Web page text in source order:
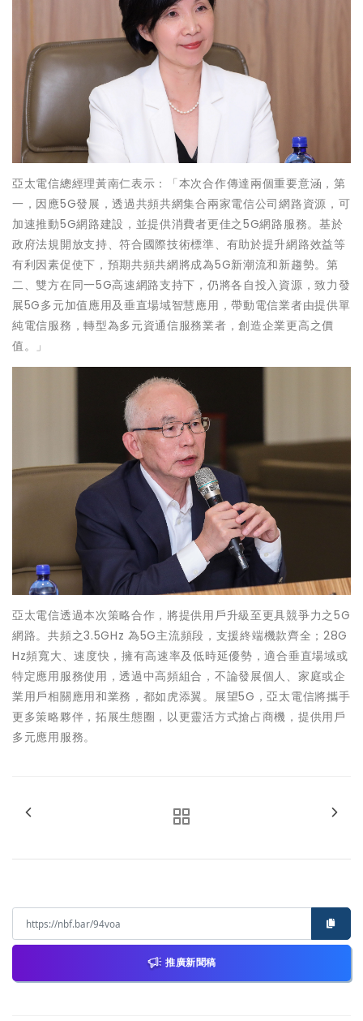
亞太電信總經理黃南仁表示：「本次合作傳達兩個重要意涵，第
一，因應5G發展，透過共頻共網集合兩家電信公司網路資源，可
加速推動5G網路建設，並提供消費者更佳之5G網路服務。基於
政府法規開放支持、符合國際技術標準、有助於提升網路效益等
有利因素促使下，預期共頻共網將成為5G新潮流和新趨勢。第
二、雙方在同一5G高速網路支持下，仍將各自投入資源，致力發
展5G多元加值應用及垂直場域智慧應用，帶動電信業者由提供單
純電信服務，轉型為多元資通信服務業者，創造企業更高之價
值。」
亞太電信透過本次策略合作，將提供用戶升級至更具競爭力之5G
網路。共頻之3.5GHz 為5G主流頻段，支援終端機款齊全；28G
Hz頻寬大、速度快，擁有高速率及低時延優勢，適合垂直場域或
特定應用服務使用，透過中高頻組合，不論發展個人、家庭或企
業用戶相關應用和業務，都如虎添翼。展望5G，亞太電信將攜手
更多策略夥伴，拓展生態圈，以更靈活方式搶占商機，提供用戶
多元應用服務。
推廣新聞稿